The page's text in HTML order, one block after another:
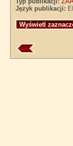
Język publikacji: